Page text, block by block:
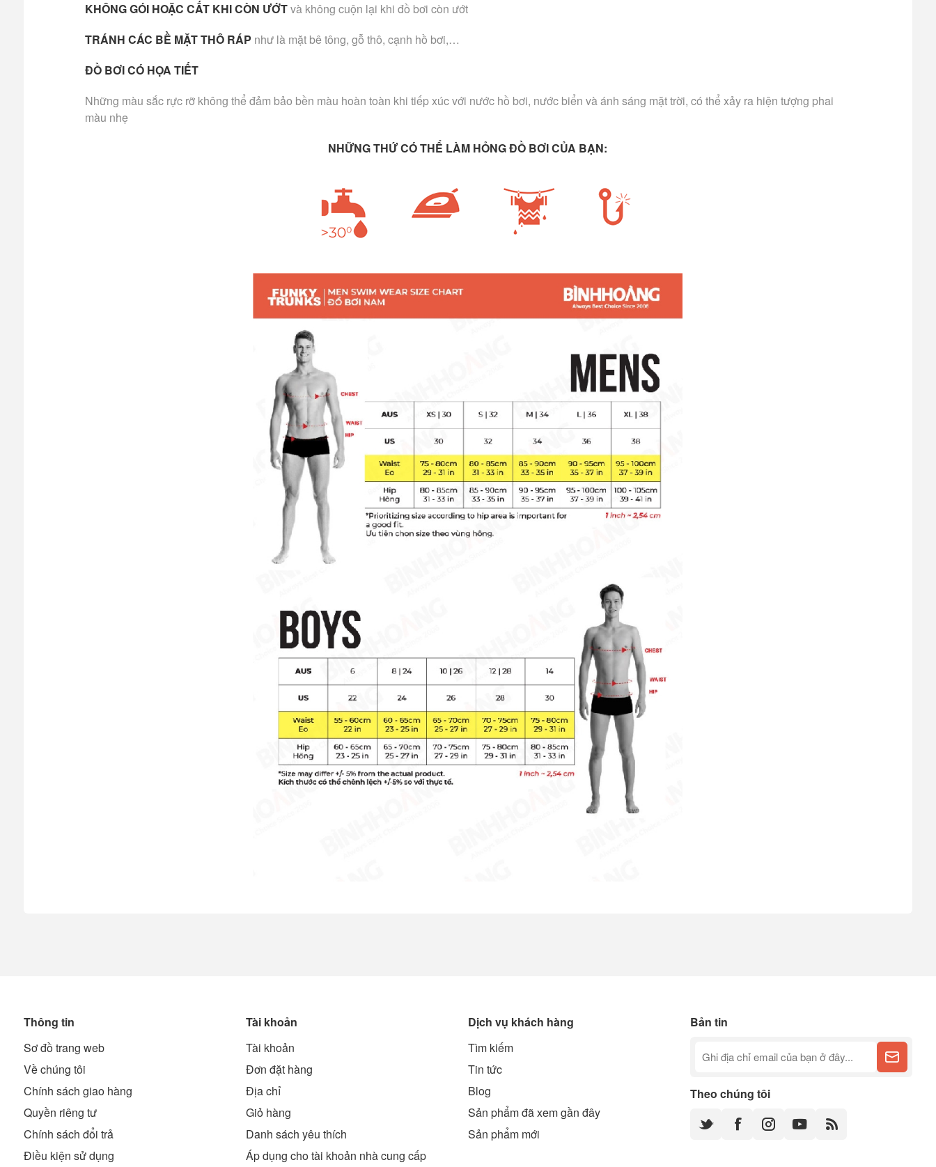
KHÔNG GÓI HOẶC CẤT KHI CÒN ƯỚTvà không cuộn lại khi đồ bơi còn ướt
TRÁNH CÁC BỀ MẶT THÔ RÁP như là mặt bê tông, gỗ thô, cạnh hồ bơi,…
ĐỒ BƠI CÓ HỌA TIẾT
Những màu sắc rực rỡ không thể đảm bảo bền màu hoàn toàn khi tiếp xúc với nước hồ bơi, nước biển và ánh sáng mặt trời, có thể xảy ra hiện tượng phai
màu nhẹ
NHỮNG THỨ CÓ THỂ LÀM HỎNG ĐỒ BƠI CỦA BẠN:
Thông tin
Sơ đồ trang web
Về chúng tôi
Chính sách giao hàng
Quyền riêng tư
Chính sách đổi trả
Điều kiện sử dụng
Tài khoản
Tài khoản
Đơn đặt hàng
Địa chỉ
Giỏ hàng
Danh sách yêu thích
Áp dụng cho tài khoản nhà cung cấp
Dịch vụ khách hàng
Tìm kiếm
Tin tức
Blog
Sản phẩm đã xem gần đây
Sản phẩm mới
Bản tin
Theo chúng tôi